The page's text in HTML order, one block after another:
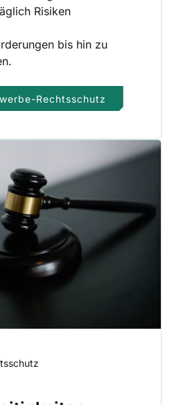
Risiken
bis hin zu
Rechtsschutz